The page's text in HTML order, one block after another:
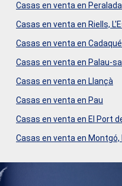
Casas en venta en Peralada
Casas en venta en Riells,
Casas en venta en
Casas en venta en Palau-
Casas en venta en Llançà
Casas en venta en Pau
Casas en venta en El Port
Casas en venta en Montgó,